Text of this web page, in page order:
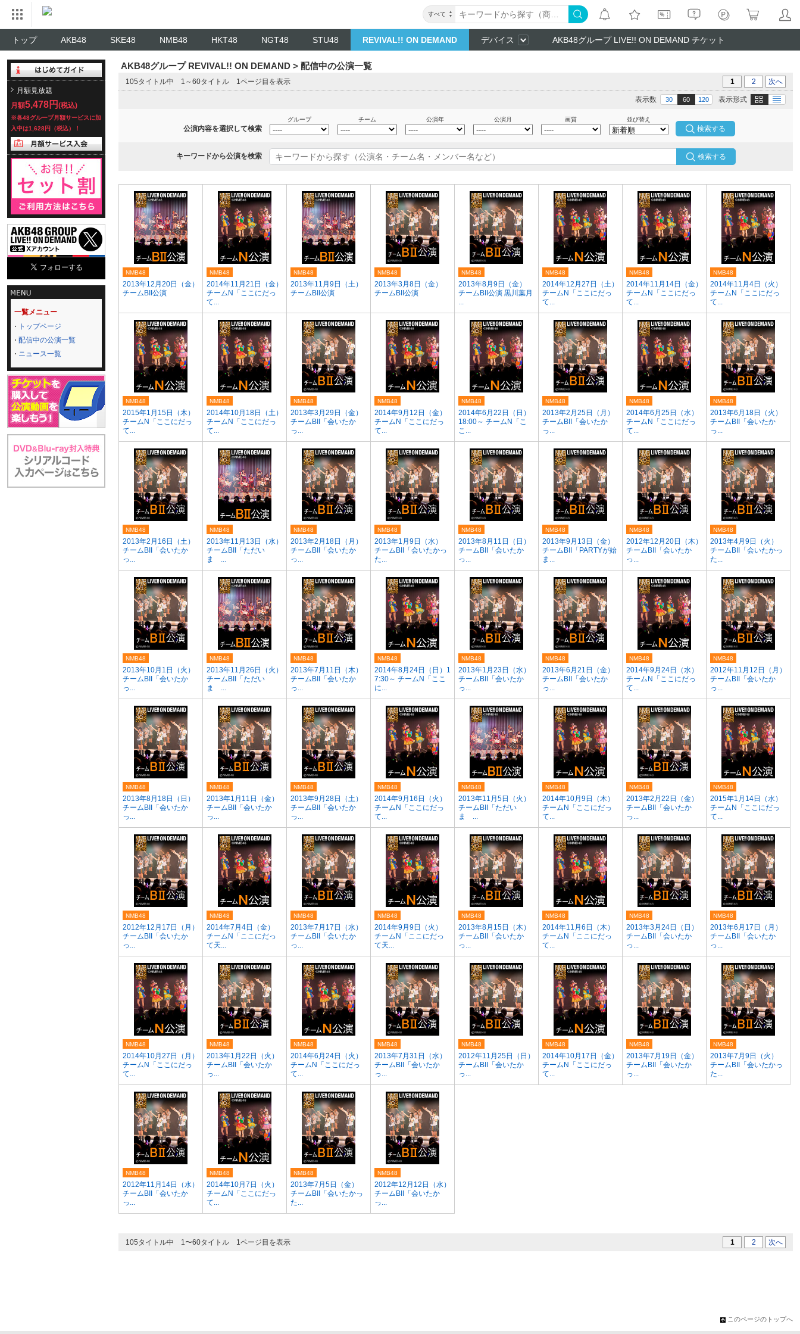
すべて
トップ AKB48 SKE48 NMB48 HKT48 NGT48 STU48 REVIVAL!! ON DEMAND デバイス AKB48グループ LIVE!! ON DEMAND チケット
月額見放題
月額5,478円 (税込)
※各48グループ月額サービスに加
入中は1,628円（税込）！
一覧メニュー
トップページ
配信中の公演一覧
ニュース一覧
AKB48グループ REVIVAL!! ON DEMAND > 配信中の公演一覧
105タイトル中 1～60タイトル 1ページ目を表示 1 2 次へ
表示形式 画像 テキスト
表示数 30 60 120
公演内容を選択して検索
グループ チーム 公演年 公演月 画質 並び替え
キーワードから公演を検索 検索する
2013年12月20日（金）
チームBII公演
NMB48
2014年11月21日（金）
チームN「ここにだっ
て...
NMB48
2013年11月9日（土）
チームBII公演
NMB48
2013年3月8日（金）
チームBII公演
NMB48
2013年8月9日（金）
チームBII公演 黒川葉月
...
NMB48
2014年12月27日（土）
チームN「ここにだっ
て...
NMB48
2014年11月14日（金）
チームN「ここにだっ
て...
NMB48
2014年11月4日（火）
チームN「ここにだっ
て...
NMB48
2015年1月15日（木）
チームN「ここにだっ
て...
NMB48
2014年10月18日（土）
チームN「ここにだっ
て...
NMB48
2013年3月29日（金）
チームBII「会いたか
っ...
NMB48
2014年9月12日（金）
チームN「ここにだっ
て...
NMB48
2014年6月22日（日）
18:00～ チームN「こ
こ...
NMB48
2013年2月25日（月）
チームBII「会いたか
っ...
NMB48
2014年6月25日（水）
チームN「ここにだっ
て...
NMB48
2013年6月18日（火）
チームBII「会いたか
っ...
NMB48
2013年2月16日（土）
チームBII「会いたか
っ...
NMB48
2013年11月13日（水）
チームBII「ただい
ま ...
NMB48
2013年2月18日（月）
チームBII「会いたか
っ...
NMB48
2013年1月9日（水）
チームBII「会いたかっ
た...
NMB48
2013年8月11日（日）
チームBII「会いたか
っ...
NMB48
2013年9月13日（金）
チームBII「PARTYが始
ま...
NMB48
2012年12月20日（木）
チームBII「会いたか
っ...
NMB48
2013年4月9日（火）
チームBII「会いたかっ
た...
NMB48
2013年10月1日（火）
チームBII「会いたか
っ...
NMB48
2013年11月26日（火）
チームBII「ただい
ま ...
NMB48
2013年7月11日（木）
チームBII「会いたか
っ...
NMB48
2014年8月24日（日）1
7:30～ チームN「ここ
に...
NMB48
2013年1月23日（水）
チームBII「会いたか
っ...
NMB48
2013年6月21日（金）
チームBII「会いたか
っ...
NMB48
2014年9月24日（水）
チームN「ここにだっ
て...
NMB48
2012年11月12日（月）
チームBII「会いたか
っ...
NMB48
2013年8月18日（日）
チームBII「会いたか
っ...
NMB48
2013年1月11日（金）
チームBII「会いたか
っ...
NMB48
2013年9月28日（土）
チームBII「会いたか
っ...
NMB48
2014年9月16日（火）
チームN「ここにだっ
て...
NMB48
2013年11月5日（火）
チームBII「ただい
ま ...
NMB48
2014年10月9日（木）
チームN「ここにだっ
て...
NMB48
2013年2月22日（金）
チームBII「会いたか
っ...
NMB48
2015年1月14日（水）
チームN「ここにだっ
て...
NMB48
2012年12月17日（月）
チームBII「会いたか
っ...
NMB48
2014年7月4日（金）
チームN「ここにだっ
て天...
NMB48
2013年7月17日（水）
チームBII「会いたか
っ...
NMB48
2014年9月9日（火）
チームN「ここにだっ
て天...
NMB48
2013年8月15日（木）
チームBII「会いたか
っ...
NMB48
2014年11月6日（木）
チームN「ここにだっ
て...
NMB48
2013年3月24日（日）
チームBII「会いたか
っ...
NMB48
2013年6月17日（月）
チームBII「会いたか
っ...
NMB48
2014年10月27日（月）
チームN「ここにだっ
て...
NMB48
2013年1月22日（火）
チームBII「会いたか
っ...
NMB48
2014年6月24日（火）
チームN「ここにだっ
て...
NMB48
2013年7月31日（水）
チームBII「会いたか
っ...
NMB48
2012年11月25日（日）
チームBII「会いたか
っ...
NMB48
2014年10月17日（金）
チームN「ここにだっ
て...
NMB48
2013年7月19日（金）
チームBII「会いたか
っ...
NMB48
2013年7月9日（火）
チームBII「会いたかっ
た...
NMB48
2012年11月14日（水）
チームBII「会いたか
っ...
NMB48
2014年10月7日（火）
チームN「ここにだっ
て...
NMB48
2013年7月5日（金）
チームBII「会いたかっ
た...
NMB48
2012年12月12日（水）
チームBII「会いたか
っ...
NMB48
105タイトル中 1〜60タイトル 1ページ目を表示 1 2 次へ
このページのトップへ